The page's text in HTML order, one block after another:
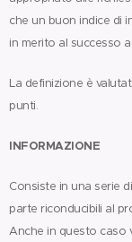
che un buon indice di
in merito al successo
La definizione è
punti.
INFORMAZIONE
Consiste in una serie
parte riconducibili al
Anche in questo caso